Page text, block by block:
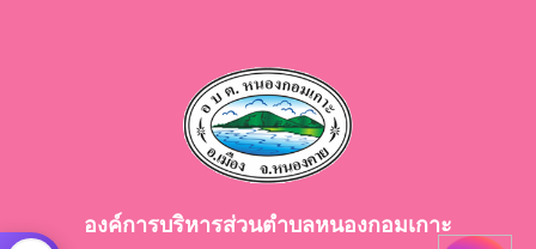
องค์การบริหารส่วนตำบลหนองกอมเกาะ